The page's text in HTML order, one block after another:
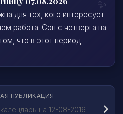
для тех, кого интересует
работа. Сон с четверга на
что в этот период
ПУБЛИКАЦИЯ
на 12-08-2016